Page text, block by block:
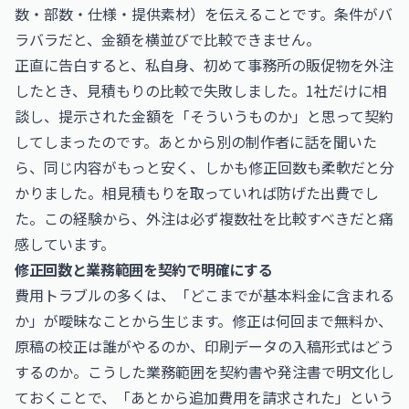
数・部数・仕様・提供素材）を伝えることです。条件がバ
ラバラだと、金額を横並びで比較できません。
正直に告白すると、私自身、初めて事務所の販促物を外注
したとき、見積もりの比較で失敗しました。1社だけに相
談し、提示された金額を「そういうものか」と思って契約
してしまったのです。あとから別の制作者に話を聞いた
ら、同じ内容がもっと安く、しかも修正回数も柔軟だと分
かりました。相見積もりを取っていれば防げた出費でし
た。この経験から、外注は必ず複数社を比較すべきだと痛
感しています。
修正回数と業務範囲を契約で明確にする
費用トラブルの多くは、「どこまでが基本料金に含まれる
か」が曖昧なことから生じます。修正は何回まで無料か、
原稿の校正は誰がやるのか、印刷データの入稿形式はどう
するのか。こうした業務範囲を契約書や発注書で明文化し
ておくことで、「あとから追加費用を請求された」という